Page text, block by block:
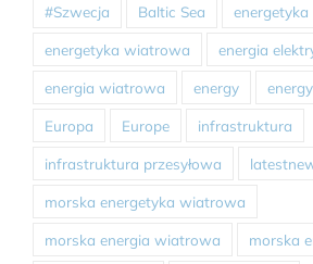
#Szwecja Baltic Sea energetyka
energetyka wiatrowa energia
energia wiatrowa energy
Europa Europe infrastruktura
infrastruktura przesyłowa
morska energetyka wiatrowa
morska energia wiatrowa morska